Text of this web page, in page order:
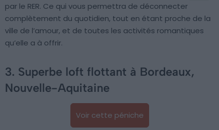
par le RER. Ce qui vous permettra de déconnecter
complètement du quotidien, tout en étant proche de la
ville de l’amour, et de toutes les activités romantiques
qu’elle a à offrir.
3. Superbe loft flottant à Bordeaux,
Nouvelle-Aquitaine
Voir cette péniche